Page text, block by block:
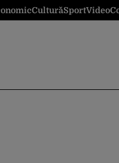
CulturăSportVideo